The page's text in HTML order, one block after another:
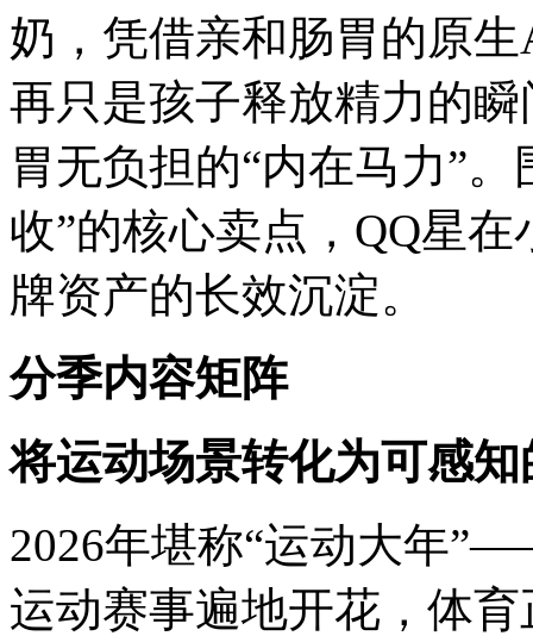
奶，凭借亲和肠胃的原
再只是孩子释放精力的
胃无负担的“内在马力”
收”的核心卖点，QQ星
牌资产的长效沉淀。
分季内容矩阵
将运动场景转化为可感
2026年堪称“运动大年
运动赛事遍地开花，体